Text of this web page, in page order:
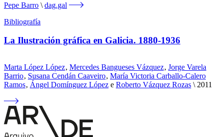
Pepe Barro
dag.gal
Bibliografía
La Ilustración gráfica en Galicia. 1880-1936
Marta López López, Mercedes Bangueses Vázquez, Jorge Varela
Barrio, Susana Cendán Caaveiro, María Victoria Carballo-Calero
Ramos, Ángel Domínguez López e Roberto Vázquez Rozas 2011